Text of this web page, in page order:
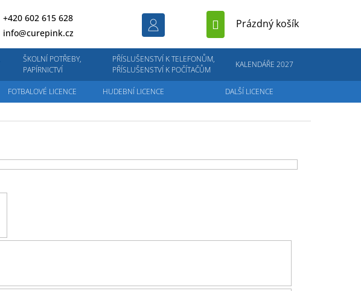
+420 602 615 628
info@curepink.cz
NÁKUPNÍ
Prázdný košík
ŠKOLNÍ POTŘEBY,
PAPÍRNICTVÍ
PŘÍSLUŠENSTVÍ K TELEFONŮM,
PŘÍSLUŠENSTVÍ K POČÍTAČŮM
KALENDÁŘE 2027
FOTBALOVÉ LICENCE HUDEBNÍ LICENCE
DALŠÍ LICENCE